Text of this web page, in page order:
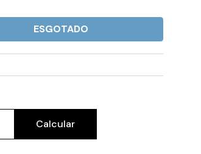
ESGOTADO
Calcular